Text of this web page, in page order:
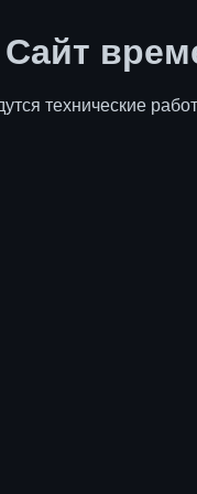
Сайт
технические